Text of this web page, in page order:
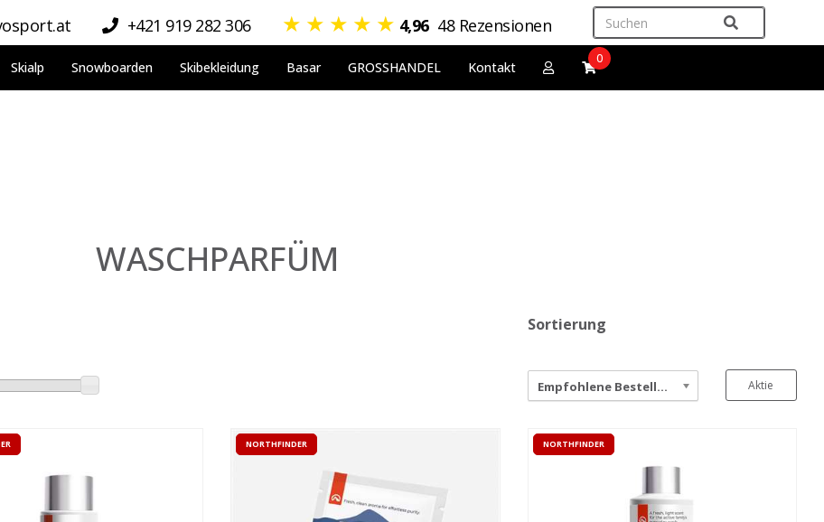
+421 919 282 306 ★ ★ ★ ★ ★ 4,96 48 Rezensionen
Skialp Snowboarden Skibekleidung Basar GROSSHANDEL Kontakt
0
WASCHPARFÜM
Sortierung
Empfohlene Bestellung Aktie
NORTHFINDER NORTHFINDER